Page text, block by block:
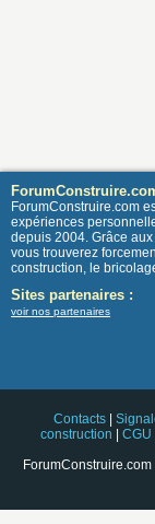
ForumConstruire.com
expériences
depuis 2004. Grâce
vous trouverez
construction, le
Sites partenaires :
voir nos partenaires
Contacts
construction
CGU